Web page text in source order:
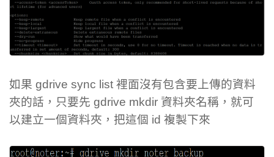
如果 gdrive sync list 裡面沒有包含要上傳的資料
夾的話，只要先 gdrive mkdir 資料夾名稱，就可
以建立一個資料夾，把這個 id 複製下來